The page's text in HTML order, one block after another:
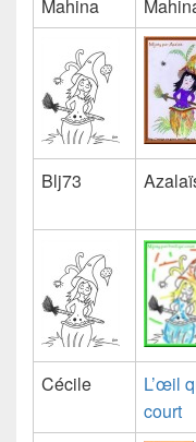
Mahina
Blj73
Cécile
L’œil
court